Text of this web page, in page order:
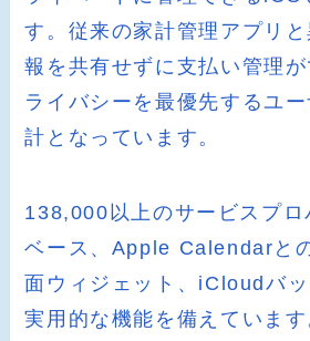
す。従来の家計管理アプリ
報を共有せずに支払い管理
ライバシーを最優先するユ
計となっています。
138,000以上のサービスプロ
ベース、Apple Calendarと
面ウィジェット、iCloudバッ
実用的な機能を備えていま